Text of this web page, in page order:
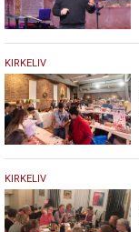
24.
april
2020
KIRKELIV
20.
februar
2019
KIRKELIV